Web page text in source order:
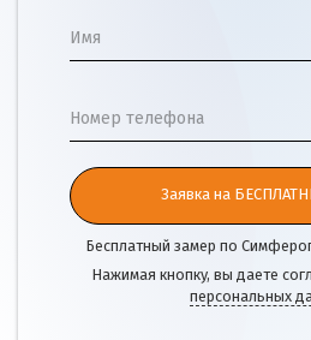
Имя
Номер телефона
Заявка на
Бесплатный замер по
Нажимая кнопку, вы даете
персональных